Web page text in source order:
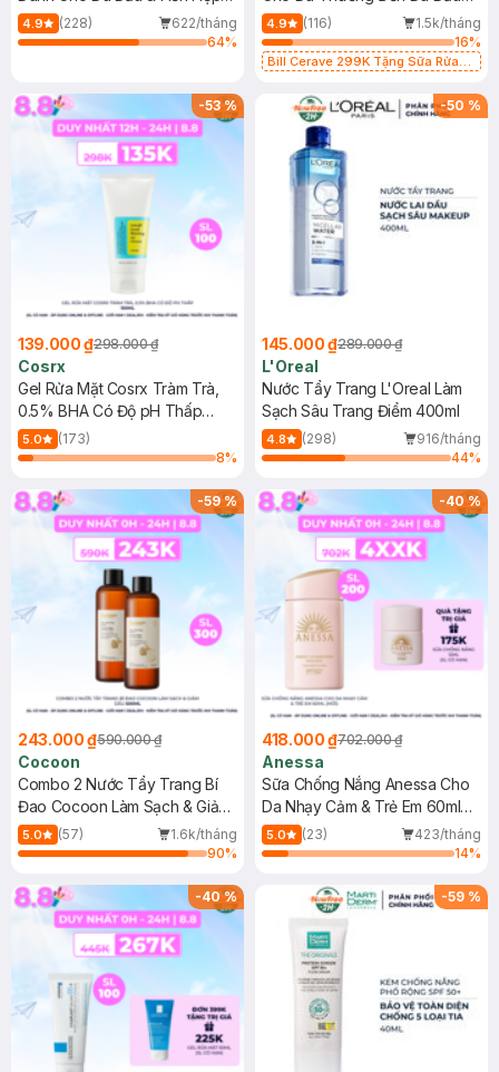
500ml
4.9 (228)
622/tháng
64%
473ml
4.9 (116)
1.5k/tháng
16%
Bill Cerave 299K Tặng Sữa Rửa
-53%
139.000 ₫298.000 ₫
Cosrx
Gel Rửa Mặt Cosrx Tràm Trà,
0.5% BHA Có Độ pH Thấp
150ml
5.0
(173)
8%
-50 %
145.000 ₫289.000 ₫
L'Oreal
Nước Tẩy Trang L'Oreal Làm
Sạch Sâu Trang Điểm 400ml
4.8 (298)
916/tháng
44%
-59%
243.000 ₫590.000 ₫
Cocoon
Combo 2 Nước Tẩy Trang Bí
Đao Cocoon Làm Sạch & Giảm
Dầu 500ml
5.0 (57)
1.6k/tháng
90%
-40%
418.000 ₫702.000 ₫
Anessa
Sữa Chống Nắng Anessa Cho
Da Nhạy Cảm & Trẻ Em 60ml
(Mới)
5.0 (23)
423/tháng
14%
-40% -59 %